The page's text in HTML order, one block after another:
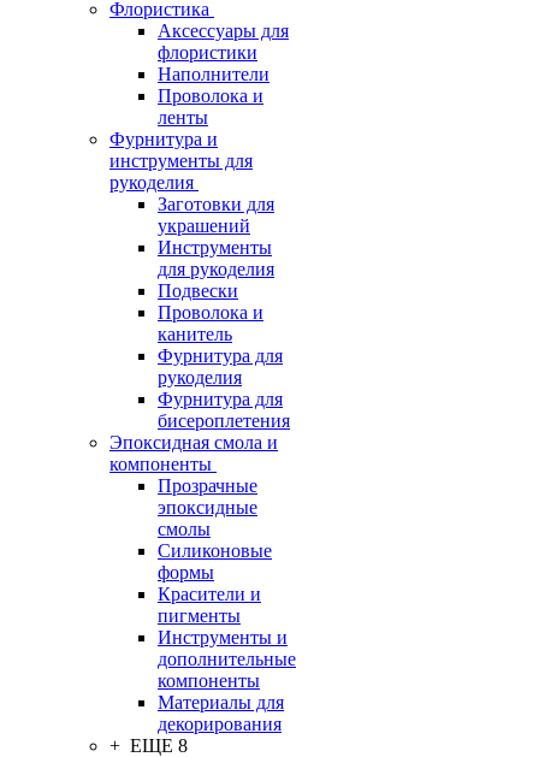
Флористика
Аксессуары для
флористики
Наполнители
Проволока и
ленты
Фурнитура и
инструменты для
рукоделия
Заготовки для
украшений
Инструменты
для рукоделия
Подвески
Проволока и
канитель
Фурнитура для
рукоделия
Фурнитура для
бисероплетения
Эпоксидная смола и
компоненты
Прозрачные
эпоксидные
смолы
Силиконовые
формы
Красители и
пигменты
Инструменты и
дополнительные
компоненты
Материалы для
декорирования
+ ЕЩЕ 8